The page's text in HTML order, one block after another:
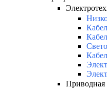
Приводная